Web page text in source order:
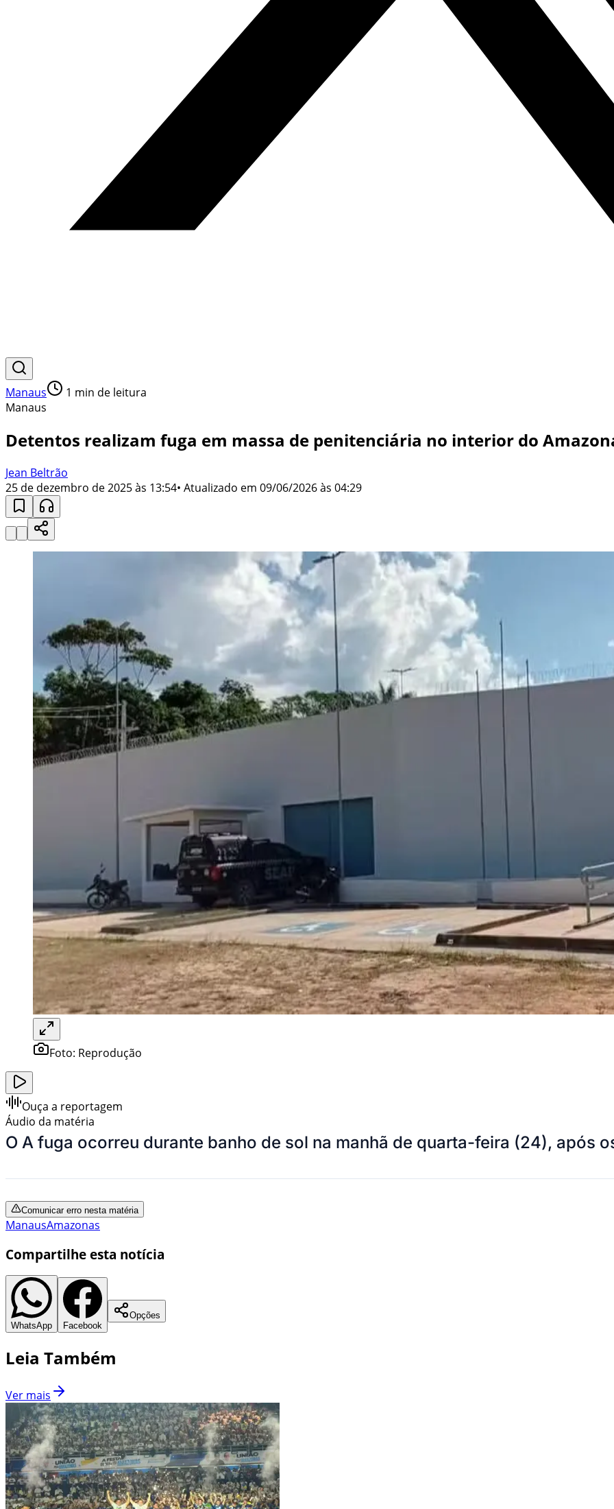
Manaus 1 min de leitura
Manaus
Detentos realizam fuga em massa de penitenciária no interior do
Jean Beltrão
25 de dezembro de 2025 às 13:54• Atualizado em 09/06/2026 às 04:29
Foto: Reprodução
Ouça a reportagem
Áudio da matéria
O A fuga ocorreu durante banho de sol na manhã de quarta-feira (24), após
Comunicar erro nesta matéria
ManausAmazonas
Compartilhe esta notícia
WhatsApp Facebook
Opções
Leia Também
Ver mais